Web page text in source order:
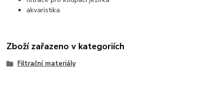
akvaristika
Zboží zařazeno v kategoriích
Filtrační materiály